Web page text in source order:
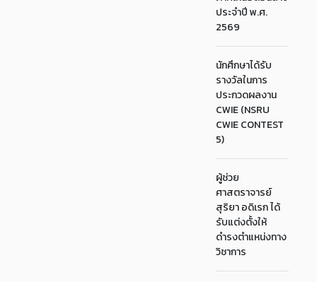
ประจำปี พ.ศ.
2569
นักศึกษาได้รับ
รางวัลในการ
ประกวดผลงาน
CWIE (NSRU
CWIE CONTEST
5)
ผู้ช่วย
ศาสตราจารย์
สุริยา อดิเรก ได้
รับแต่งตั้งให้
ดำรงตำแหน่งทาง
วิชาการ